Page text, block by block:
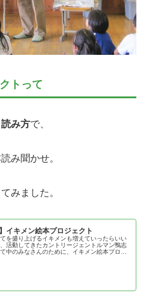
トって
み方で、
み聞かせ。
みました。
】イキメン絵本プロジェクト
を盛り上げるイキメンも増えていったらいい
活動してきたカントリージェントルマン鴨志
中のみなさんのために、イキメン絵本プロジ